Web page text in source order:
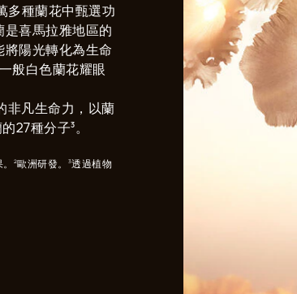
種蘭花中甄選功
喜馬拉雅地區的
將陽光轉化為生命
般白色蘭花耀眼
非凡生命力，以蘭
27種分子³。
²歐洲研發。³透過植物